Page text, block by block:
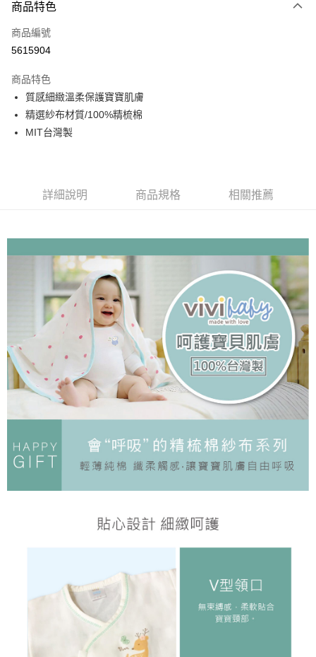
街口支付
悠遊付
運送方式
基本宅配
每筆NT$150，滿NT$1,000(含以上)免運費
商品特色
商品編號
5615904
商品特色
質感細緻溫柔保護寶寶肌膚
精選紗布材質/100%精梳棉
MIT台灣製
詳細說明 商品規格 相關推薦